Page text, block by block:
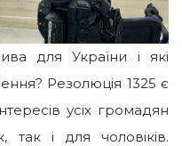
для України і які
Резолюція 1325 є
усіх громадян
так і для чоловіків.